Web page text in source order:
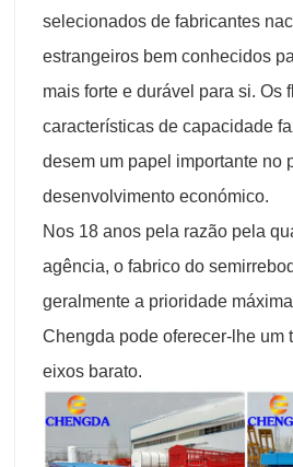
selecionados de fabricantes
estrangeiros bem conhecidos
mais forte e durável para si. Os
características de capacidade
desem um papel importante no
desenvolvimento económico.
Nos 18 anos pela razão pela
agência, o fabrico do
geralmente a prioridade
Chengda pode oferecer-lhe um
eixos barato.